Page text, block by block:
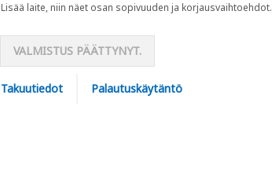
Lisää laite, niin näet osan sopivuuden ja korjausvaihtoehdot.
VALMISTUS PÄÄTTYNYT.
Takuutiedot Palautuskäytäntö